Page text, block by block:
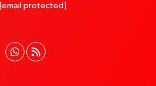
[email protected]